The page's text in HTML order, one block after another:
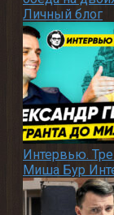
Личный блог
Интервью.
Миша Бур